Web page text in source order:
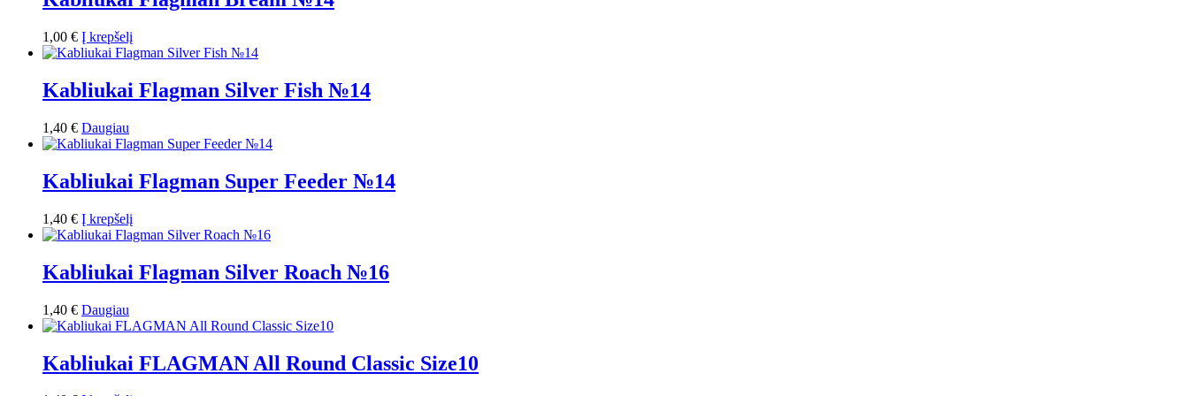
1,00 € Į krepšelį
Kabliukai Flagman Silver Fish №14
1,40 € Daugiau
Kabliukai Flagman Super Feeder №14
1,40 € Į krepšelį
Kabliukai Flagman Silver Roach №16
1,40 € Daugiau
Kabliukai FLAGMAN All Round Classic Size10